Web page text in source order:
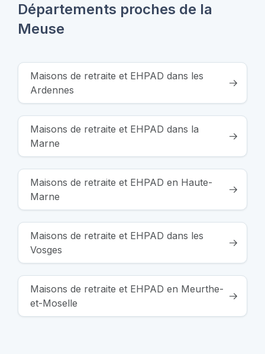
Départements proches de la
Meuse
Maisons de retraite et EHPAD dans les
Ardennes
Maisons de retraite et EHPAD dans la
Marne
Maisons de retraite et EHPAD en Haute-
Marne
Maisons de retraite et EHPAD dans les
Vosges
Maisons de retraite et EHPAD en Meurthe-
et-Moselle